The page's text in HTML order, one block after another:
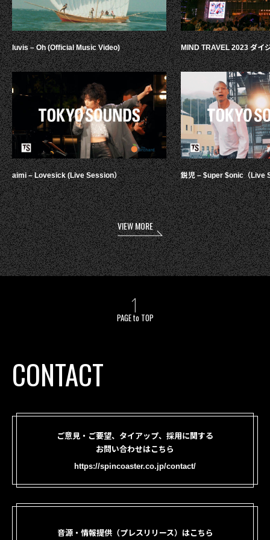
luvis – Oh (Official Music Video)
aimi – Lovesick (Live Session）
MIND TRAVEL 2023 ダイ
鋭児 – $uper $onic（Live
VIEW MORE
PAGE to TOP
CONTACT
ご意見・ご要望、タイアップ、採用に関する
お問い合わせはこちら
https://spincoaster.co.jp/contact/
音源・情報提供（プレスリリース）はこちら